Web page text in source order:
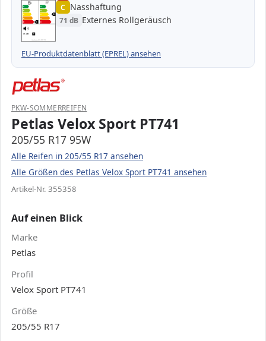
A
B
C
D
E
E
A
B
C
C
D
E
71 dB
Verordnung (EU) 2020/740
C Nasshaftung
71 dB Externes Rollgeräusch
EU-Produktdatenblatt (EPREL) ansehen
PKW-SOMMERREIFEN
Petlas Velox Sport PT741
205/55 R17 95W
Alle Reifen in 205/55 R17 ansehen
Alle Größen des Petlas Velox Sport PT741 ansehen
Artikel-Nr. 355358
Auf einen Blick
Marke
Petlas
Profil
Velox Sport PT741
Größe
205/55 R17